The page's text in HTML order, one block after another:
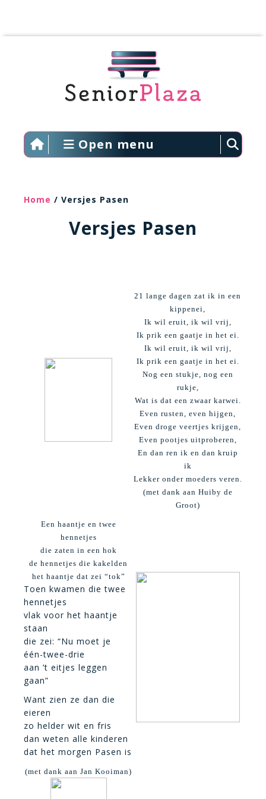
Open menu
Home / Versjes Pasen
Versjes Pasen
21 lange dagen zat ik in een
kippenei,
Ik wil eruit, ik wil vrij,
Ik prik een gaatje in het ei.
Ik wil eruit, ik wil vrij,
Ik prik een gaatje in het ei.
Nog een stukje, nog een
rukje,
Wat is dat een zwaar karwei.
Even rusten, even hijgen,
Even droge veertjes krijgen,
Even pootjes uitproberen,
En dan ren ik en dan kruip
ik
Lekker onder moeders veren.
(met dank aan Huiby de
Groot)
Een haantje en twee
hennetjes
die zaten in een hok
de hennetjes die kakelden
het haantje dat zei “tok”
Toen kwamen die twee
hennetjes
vlak voor het haantje
staan
die zei: “Nu moet je
één-twee-drie
aan ’t eitjes leggen
gaan”
Want zien ze dan die
eieren
zo helder wit en fris
dan weten alle kinderen
dat het morgen Pasen is
(met dank aan Jan Kooiman)